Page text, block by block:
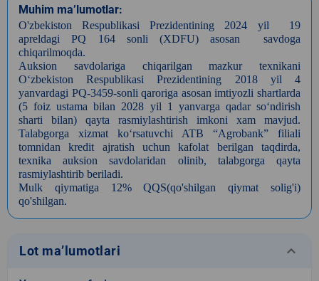
Muhim ma’lumotlar:
O'zbekiston Respublikasi Prezidentining 2024 yil 19
apreldagi PQ 164 sonli (XDFU) asosan savdoga
chiqarilmoqda.
Auksion savdolariga chiqarilgan mazkur texnikani
O‘zbekiston Respublikasi Prezidentining 2018 yil 4
yanvardagi PQ-3459-sonli qaroriga asosan imtiyozli shartlarda
(5 foiz ustama bilan 2028 yil 1 yanvarga qadar so‘ndirish
sharti bilan) qayta rasmiylashtirish imkoni xam mavjud.
Talabgorga xizmat ko‘rsatuvchi ATB “Agrobank” filiali
tomnidan kredit ajratish uchun kafolat berilgan taqdirda,
texnika auksion savdolaridan olinib, talabgorga qayta
rasmiylashtirib beriladi.
Mulk qiymatiga 12% QQS(qo'shilgan qiymat solig'i)
qo'shilgan.
Lot ma’lumotlari keyboard_arrow_down